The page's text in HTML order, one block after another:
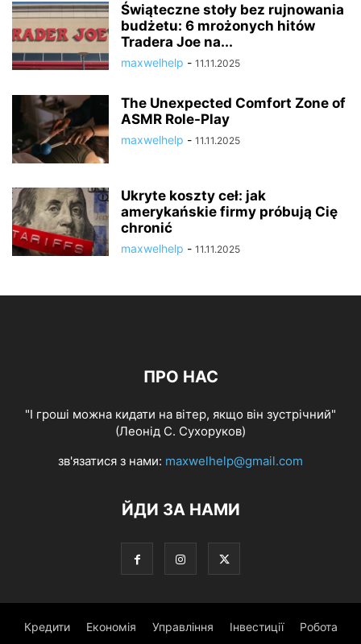
Świąteczne stoły bez rujnowania
budżetu: 6 mrożonych hitów
Tradera Joe na...
maxwelhelp - 11.11.2025
The Unexpected Comfort Zone of
ASMR Role-Play
maxwelhelp - 11.11.2025
Ukryte koszty ceł: jak
amerykańskie firmy próbują Cię
chronić
maxwelhelp - 11.11.2025
ПРО НАС
"І гроші можна кидати на вітер, якщо він зустрічний"
(Леонід С. Сухоруков)
зв'язатися з нами: maxwelhelp@gmail.com
ЙДИ ЗА НАМИ
Кредити Економія Управління Інвестиції Робота